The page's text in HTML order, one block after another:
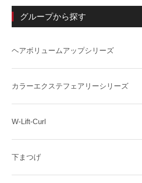
グループから探す
ヘアボリュームアップシリーズ
カラーエクステフェアリーシリーズ
W-Lift-Curl
下まつげ